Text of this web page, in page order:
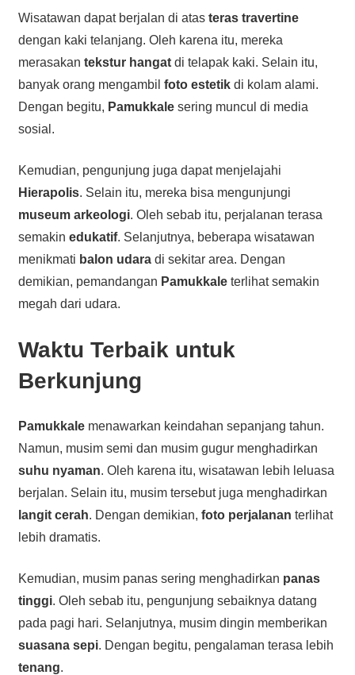
Wisatawan dapat berjalan di atas teras travertine
dengan kaki telanjang. Oleh karena itu, mereka
merasakan tekstur hangatdi telapak kaki. Selain itu,
banyak orang mengambil foto estetikdi kolam alami.
Dengan begitu, Pamukkalesering muncul di media
sosial.
Kemudian, pengunjung juga dapat menjelajahi
Hierapolis. Selain itu, mereka bisa mengunjungi
museum arkeologi. Oleh sebab itu, perjalanan terasa
semakin edukatif. Selanjutnya, beberapa wisatawan
menikmati balon udaradi sekitar area. Dengan
demikian, pemandangan Pamukkaleterlihat semakin
megah dari udara.
Waktu Terbaik untuk
Berkunjung
Pamukkalemenawarkan keindahan sepanjang tahun.
Namun, musim semi dan musim gugur menghadirkan
suhu nyaman. Oleh karena itu, wisatawan lebih leluasa
berjalan. Selain itu, musim tersebut juga menghadirkan
langit cerah. Dengan demikian, foto perjalanan terlihat
lebih dramatis.
Kemudian, musim panas sering menghadirkan panas
tinggi. Oleh sebab itu, pengunjung sebaiknya datang
pada pagi hari. Selanjutnya, musim dingin memberikan
suasana sepi. Dengan begitu, pengalaman terasa lebih
tenang.